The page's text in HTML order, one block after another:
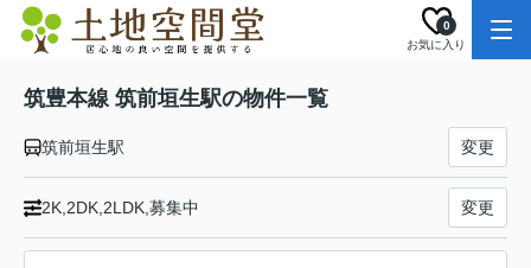
お気に入り
0
筑豊本線 筑前垣生駅の物件一覧
筑前垣生駅 変更
2K,2DK,2LDK,募集中 変更